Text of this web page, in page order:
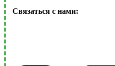
Связаться с нами: